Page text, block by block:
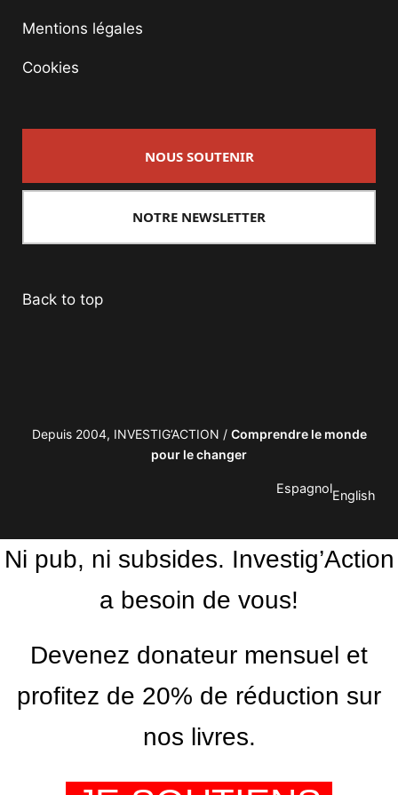
Mentions légales
Cookies
NOUS SOUTENIR
NOTRE NEWSLETTER
Back to top
Depuis 2004, INVESTIG’ACTION / Comprendre le monde
pour le changer
EspagnolEnglish
Ni pub, ni subsides. Investig’Action
a besoin de vous!
Devenez donateur mensuel et
profitez de 20% de réduction sur
nos livres.